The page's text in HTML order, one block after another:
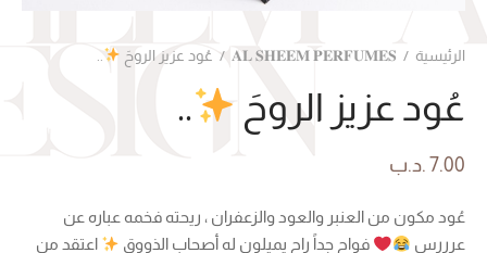
الرئيسية /
𝐀𝐋 𝐒𝐇𝐄𝐄𝐌 𝐏𝐄𝐑𝐅𝐔𝐌𝐄𝐒
/ عُود عزيز الروحَ
عُود عزيز الروحَ ..
7.00 .د.ب
عُود مكون من العنبر والعود والزعفران ، ريحته فخمه عباره عن
عرررس
فواح جداً راح يميلون له أصحاب الذووق
اعتقد من